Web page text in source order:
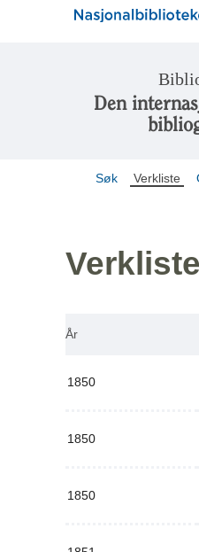
Den
Søk Verkliste
Verkliste
År
1850
1850
1850